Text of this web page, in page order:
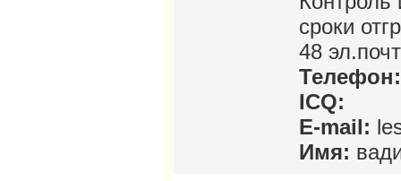
сроки
48
ICQ:
E-mail:
Имя: